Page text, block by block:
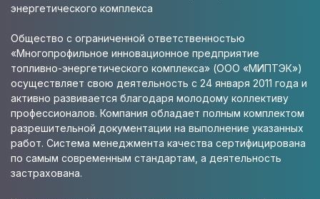
энергетического комплекса
Общество с ограниченной ответственностью
«Многопрофильное инновационное предприятие
топливно-энергетического комплекса» (ООО «МИПТЭК»)
осуществляет свою деятельность с 24 января 2011 года и
активно развивается благодаря молодому коллективу
профессионалов. Компания обладает полным комплектом
разрешительной документации на выполнение указанных
работ. Система менеджмента качества сертифицирована
по самым современным стандартам, а деятельность
застрахована.